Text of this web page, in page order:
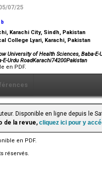
07/25
b
Karachi City, Sindh, Pakistan
College Lyari, Karachi, Pakistan
University of Health Sciences, Baba-
Urdu RoadKarachi74200Pakistan
en PDF.
Disponible en ligne depuis le
de la revue, cliquez ici pour y
en PDF.
réservés.